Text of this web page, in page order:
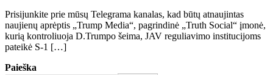
Prisijunkite prie mūsų Telegrama kanalas, kad būtų atnaujintas
naujienų aprėptis „Trump Media“, pagrindinė „Truth Social“ įmonė,
kurią kontroliuoja D.Trumpo šeima, JAV reguliavimo institucijoms
pateikė S-1 […]
Paieška